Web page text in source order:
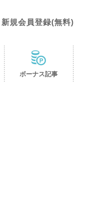
新規会員登録(無料)
ボーナス記事